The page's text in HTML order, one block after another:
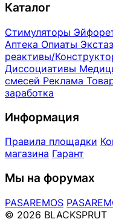
Каталог
Стимуляторы
Аптека Опиаты
реактивы/
Диссоциативы
смесей Реклама
заработка
Информация
Правила площадки
магазина Гарант
Мы на форумах
PASAREMOS
© 2026 BLACKSPRUT